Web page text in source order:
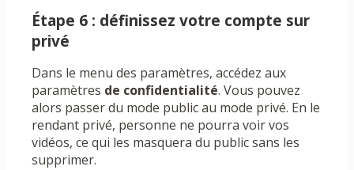
Étape 6 : définissez votre compte sur
privé
Dans le menu des paramètres, accédez aux
paramètres de confidentialité. Vous pouvez
alors passer du mode public au mode privé. En le
rendant privé, personne ne pourra voir vos
vidéos, ce qui les masquera du public sans les
supprimer.